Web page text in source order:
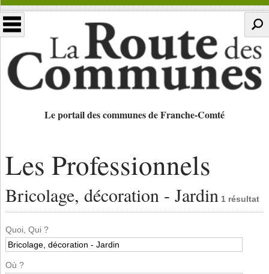
Le portail des communes de Franche-Comté
Les Professionnels
Bricolage, décoration - Jardin 1 résultat
Quoi, Qui ?
Où ?